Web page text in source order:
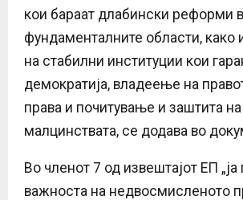
кои бараат длабински реформи
фундаменталните области, како
на стабилни институции кои
демократија, владеење на
права и почитување и заштита на
малцинствата, се додава во
Во членот 7 од извештајот ЕП „ја
важноста на недвосмисленото